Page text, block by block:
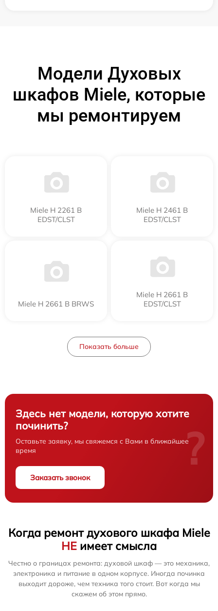
Модели Духовых
шкафов Miele, которые
мы ремонтируем
Miele H 2261 B
EDST/CLST
Miele H 2461 B
EDST/CLST
Miele H 2661 B BRWS
Miele H 2661 B
EDST/CLST
Показать больше
Здесь нет модели, которую хотите
починить?
Оставьте заявку, мы свяжемся с Вами в ближайшее
время
Заказать звонок
?
Когда ремонт духового шкафа Miele
НЕ имеет смысла
Честно о границах ремонта: духовой шкаф — это механика,
электроника и питание в одном корпусе. Иногда починка
выходит дороже, чем техника того стоит. Вот когда мы
скажем об этом прямо.